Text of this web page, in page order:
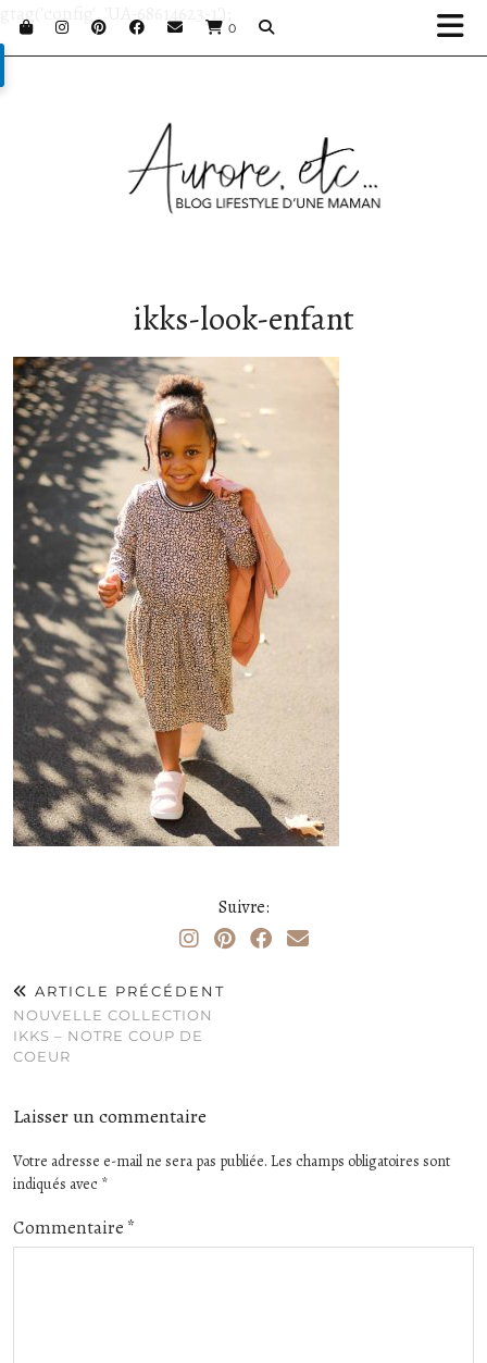
0
gtag('config', 'UA-68614623-1');
ikks-look-enfant
Suivre:
ARTICLE PRÉCÉDENT
NOUVELLE COLLECTION
IKKS – NOTRE COUP DE
COEUR
Laisser un commentaire
Votre adresse e-mail ne sera pas publiée. Les champs obligatoires sont
indiqués avec *
Commentaire *